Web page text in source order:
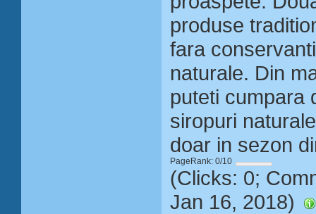
produse
fara
naturale. Din
puteti cumpara
siropuri
doar in sezon
PageRank: 0/10
(Clicks: 0;
Jan 16, 2018)